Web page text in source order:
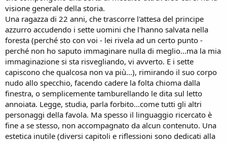
visione generale della storia.
Una ragazza di 22 anni, che trascorre l'attesa del principe
azzurro accudendo i sette uomini che l'hanno salvata nella
foresta (perché sto con voi - lei rivela ad un certo punto -
perché non ho saputo immaginare nulla di meglio...ma la mia
immaginazione si sta risvegliando, vi avverto. E i sette
capiscono che qualcosa non va più...), rimirando il suo corpo
nudo allo specchio, facendo cadere la folta chioma dalla
finestra, o semplicemente tamburellando le dita sul letto
annoiata. Legge, studia, parla forbito...come tutti gli altri
personaggi della favola. Ma spesso il linguaggio ricercato è
fine a se stesso, non accompagnato da alcun contenuto. Una
estetica inutile (diversi capitoli e riflessioni sono dedicati alla